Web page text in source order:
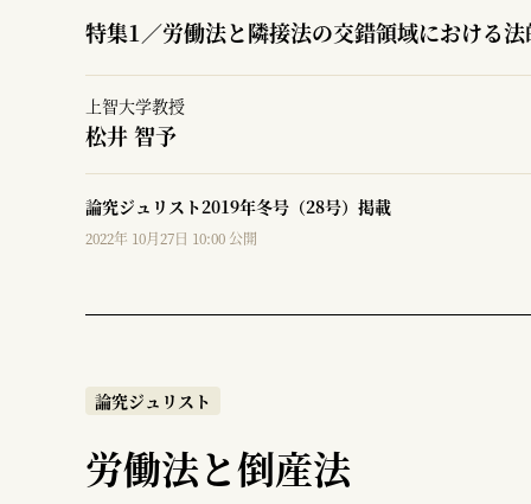
特集1／労働法と隣接法の交錯領域における
上智大学教授
松井 智予
論究ジュリスト2019年冬号（28号）掲載
2022年 10月27日 10:00 公開
論究ジュリスト
労働法と倒産法